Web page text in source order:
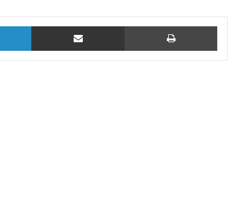
LinkedIn vía email Imprimir